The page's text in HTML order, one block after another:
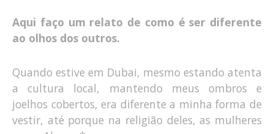
Aqui faço um relato de como é ser diferente
ao olhos dos outros.
Quando estive em Dubai, mesmo estando atenta
a cultura local, mantendo meus ombros e
joelhos cobertos, era diferente a minha forma de
vestir, até porque na religião deles, as mulheres